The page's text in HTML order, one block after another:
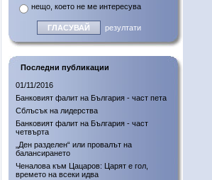
нещо, което не ме интересува
резултати
Последни публикации
01/11/2016
Банковият фалит на България - част пета
Сблъсък на лидерства
Банковият фалит на България - част
четвърта
„Ден разделен“ или провалът на
балансирането
Ченалова към Цацаров: Царят е гол,
времето на всеки идва